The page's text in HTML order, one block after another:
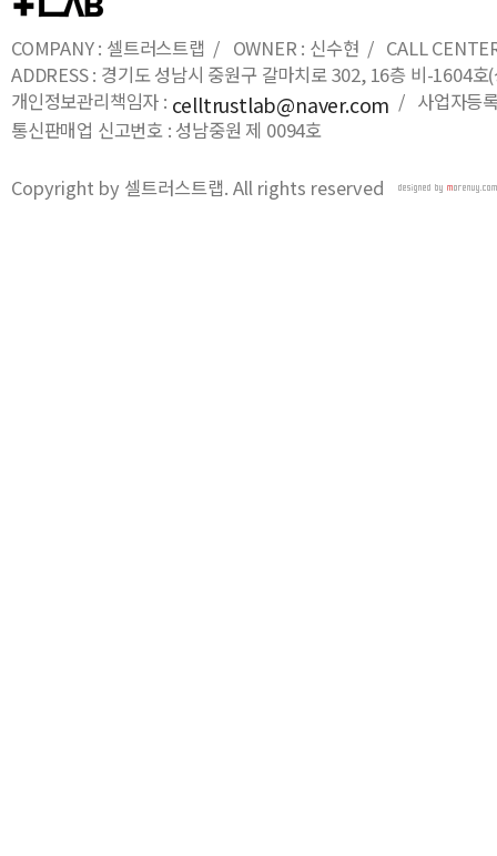
COMPANY : 셀트러스트랩 / OWNER : 신수현 / CALL
ADDRESS : 경기도 성남시 중원구 갈마치로 302, 16층 비-1604
개인정보관리책임자 : celltrustlab@naver.com / 사업자등
통신판매업 신고번호 : 성남중원 제 0094호
Copyright by 셀트러스트랩. All rights reserved